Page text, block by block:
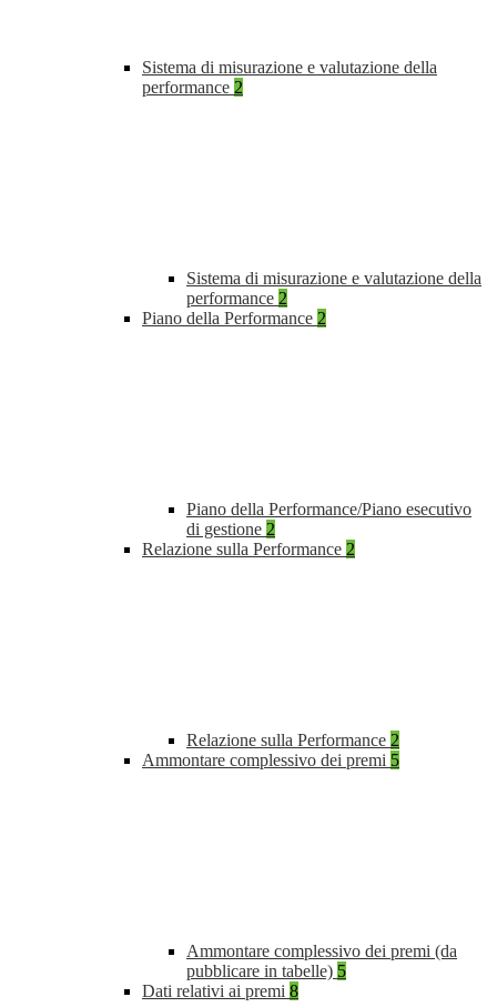
Sistema di misurazione e valutazione della
performance 2
Sistema di misurazione e valutazione della
performance 2
Piano della Performance 2
Piano della Performance/Piano esecutivo
di gestione 2
Relazione sulla Performance 2
Relazione sulla Performance 2
Ammontare complessivo dei premi 5
Ammontare complessivo dei premi (da
pubblicare in tabelle) 5
Dati relativi ai premi 8